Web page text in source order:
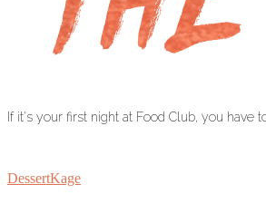
If it's your first night at Food Club, you have
DessertKage